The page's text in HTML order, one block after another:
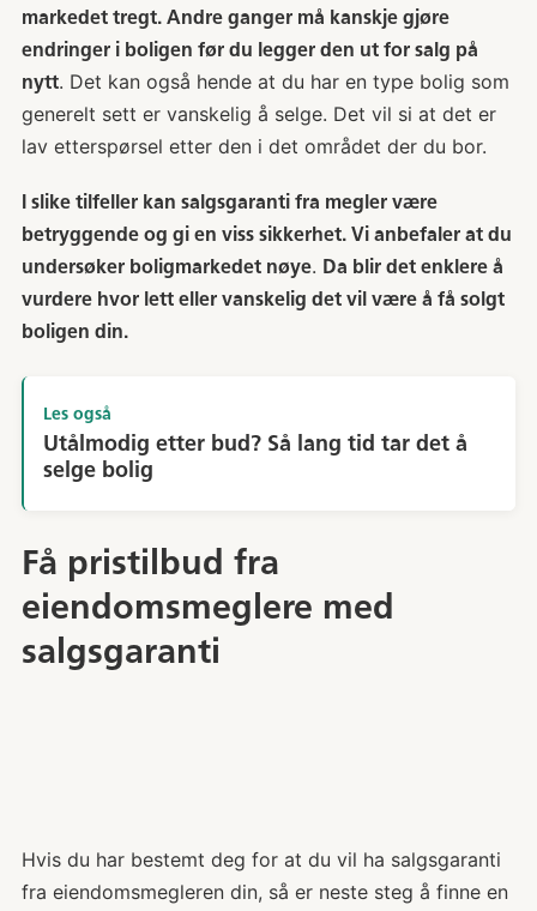
markedet tregt. Andre ganger må kanskje gjøre
endringer i boligen før du legger den ut for salg på
nytt. Det kan også hende at du har en type bolig som
generelt sett er vanskelig å selge. Det vil si at det er
lav etterspørsel etter den i det området der du bor.
I slike tilfeller kan salgsgaranti fra megler være
betryggende og gi en viss sikkerhet. Vi anbefaler at du
undersøker boligmarkedet nøye. Da blir det enklere å
vurdere hvor lett eller vanskelig det vil være å få solgt
boligen din.
Les også
Utålmodig etter bud? Så lang tid tar det å
selge bolig
Få pristilbud fra
eiendomsmeglere med
salgsgaranti
Hvis du har bestemt deg for at du vil ha salgsgaranti
fra eiendomsmegleren din, så er neste steg å finne en